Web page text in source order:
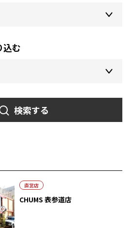
込む
検索する
直営店
CHUMS 表参道店